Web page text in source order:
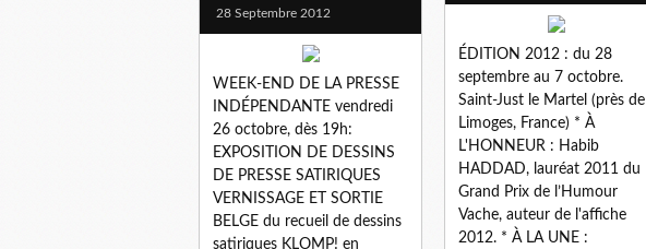
28 Septembre 2012
WEEK-END DE LA PRESSE
INDÉPENDANTE vendredi
26 octobre, dès 19h:
EXPOSITION DE DESSINS
DE PRESSE SATIRIQUES
VERNISSAGE ET SORTIE
BELGE du recueil de dessins
satiriques KLOMP! en
ÉDITION 2012 : du 28
septembre au 7 octobre.
Saint-Just le Martel (près de
Limoges, France) * À
L'HONNEUR : Habib
HADDAD, lauréat 2011 du
Grand Prix de l’Humour
Vache, auteur de l'affiche
2012. * À LA UNE :